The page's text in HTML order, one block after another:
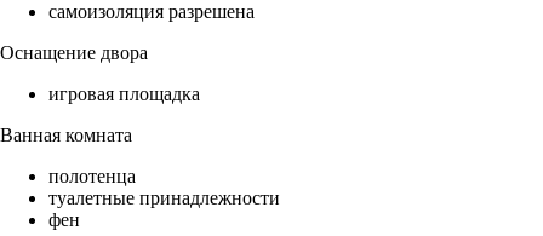
самоизоляция разрешена
Оснащение двора
игровая площадка
Ванная комната
полотенца
туалетные принадлежности
фен